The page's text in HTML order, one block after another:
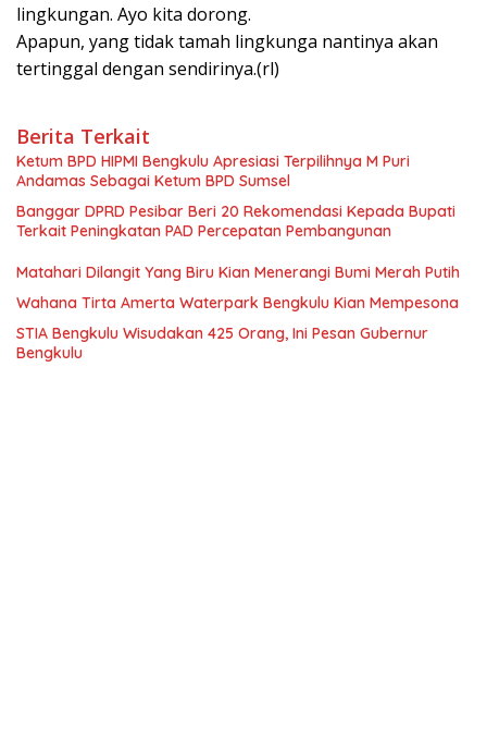
lingkungan. Ayo kita dorong.
Apapun, yang tidak tamah lingkunga nantinya akan
tertinggal dengan sendirinya.(rl)
Berita Terkait
Ketum BPD HIPMI Bengkulu Apresiasi Terpilihnya M Puri
Andamas Sebagai Ketum BPD Sumsel
Banggar DPRD Pesibar Beri 20 Rekomendasi Kepada Bupati
Terkait Peningkatan PAD Percepatan Pembangunan
Matahari Dilangit Yang Biru Kian Menerangi Bumi Merah Putih
Wahana Tirta Amerta Waterpark Bengkulu Kian Mempesona
STIA Bengkulu Wisudakan 425 Orang, Ini Pesan Gubernur
Bengkulu